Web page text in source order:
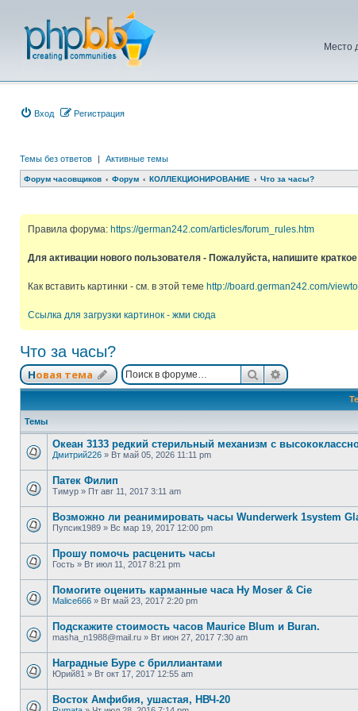
Место
Вход Регистрация
Темы без ответов | Активные темы
Форум часовщиков Форум КОЛЛЕКЦИОНИРОВАНИЕ Что за часы?
Правила форума: https://german242.com/articles/forum_rules.htm
Для активации нового пользователя - Пожалуйста, напишите
Как вставить картинки - см. в этой теме http://board.german242.com/
Ссылка для загрузки картинок - жми сюда
Что за часы?
Новая тема ПоискРасширенный
Темы
Океан 3133 редкий стерильный механизм с
Дмитрий226 » Вт май 05, 2026 11:11 pm
Патек Филип
Тимур » Пт авг 11, 2017 3:11 am
Возможно ли реанимировать часы Wunderwerk 1system
Пупсик1989 » Вс мар 19, 2017 12:00 pm
Прошу помочь расценить часы
Гость » Вт июл 11, 2017 8:21 pm
Помогите оценить карманные часа Hy Moser & Cie
Malice666 » Вт май 23, 2017 2:20 pm
Подскажите стоимость часов Maurice Blum и Buran.
masha_n1988@mail.ru » Вт июн 27, 2017 7:30 am
Наградные Буре с бриллиантами
Юрий81 » Вт окт 17, 2017 12:55 am
Восток Амфибия, ушастая, НВЧ-20